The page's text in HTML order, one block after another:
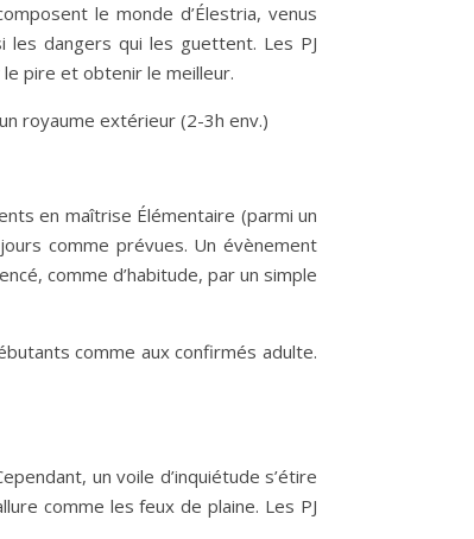
le monde d’Élestria, venus
les dangers qui les guettent. Les PJ
pire et obtenir le meilleur.
royaume extérieur (2-3h env.)
en maîtrise Élémentaire (parmi un
comme prévues. Un évènement
comme d’habitude, par un simple
comme aux confirmés adulte.
un voile d’inquiétude s’étire
comme les feux de plaine. Les PJ